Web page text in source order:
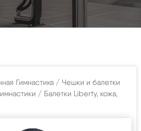
Гимнастика / Чешки и балетки
/ Балетки Liberty, кожа,